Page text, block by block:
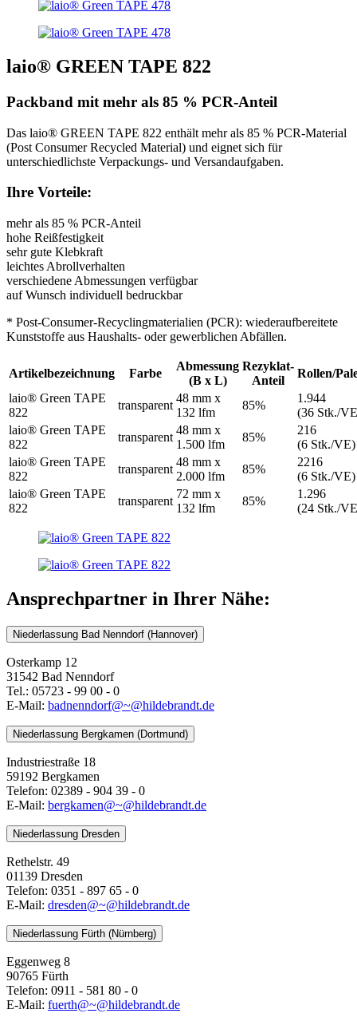
laio® GREEN TAPE 822
Packband mit mehr als 85 % PCR-Anteil
Das laio® GREEN TAPE 822 enthält mehr als 85 % PCR-Material
(Post Consumer Recycled Material) und eignet sich für
unterschiedlichste Verpackungs- und Versandaufgaben.
Ihre Vorteile:
mehr als 85 % PCR-Anteil
hohe Reißfestigkeit
sehr gute Klebkraft
leichtes Abrollverhalten
verschiedene Abmessungen verfügbar
auf Wunsch individuell bedruckbar
* Post-Consumer-Recyclingmaterialien (PCR): wiederaufbereitete
Kunststoffe aus Haushalts- oder gewerblichen Abfällen.
Artikelbezeichnung Farbe
Abmessung
(B x L)
Rezyklat-
Anteil
Rollen/
laio® Green TAPE
822
transparent
48 mm x
132 lfm
85%
1.944
(36 Stk./
laio® Green TAPE
822
transparent
48 mm x
1.500 lfm
85%
216
(6 Stk./VE)
laio® Green TAPE
822
transparent
48 mm x
2.000 lfm
85%
2216
(6 Stk./VE)
laio® Green TAPE
822
transparent
72 mm x
132 lfm
85%
1.296
(24 Stk./
Ansprechpartner in Ihrer Nähe:
Niederlassung Bad Nenndorf (Hannover)
Osterkamp 12
31542 Bad Nenndorf
Tel.: 05723 - 99 00 - 0
E-Mail: badnenndorf@~@hildebrandt.de
Niederlassung Bergkamen (Dortmund)
Industriestraße 18
59192 Bergkamen
Telefon: 02389 - 904 39 - 0
E-Mail: bergkamen@~@hildebrandt.de
Niederlassung Dresden
Rethelstr. 49
01139 Dresden
Telefon: 0351 - 897 65 - 0
E-Mail: dresden@~@hildebrandt.de
Niederlassung Fürth (Nürnberg)
Eggenweg 8
90765 Fürth
Telefon: 0911 - 581 80 - 0
E-Mail: fuerth@~@hildebrandt.de